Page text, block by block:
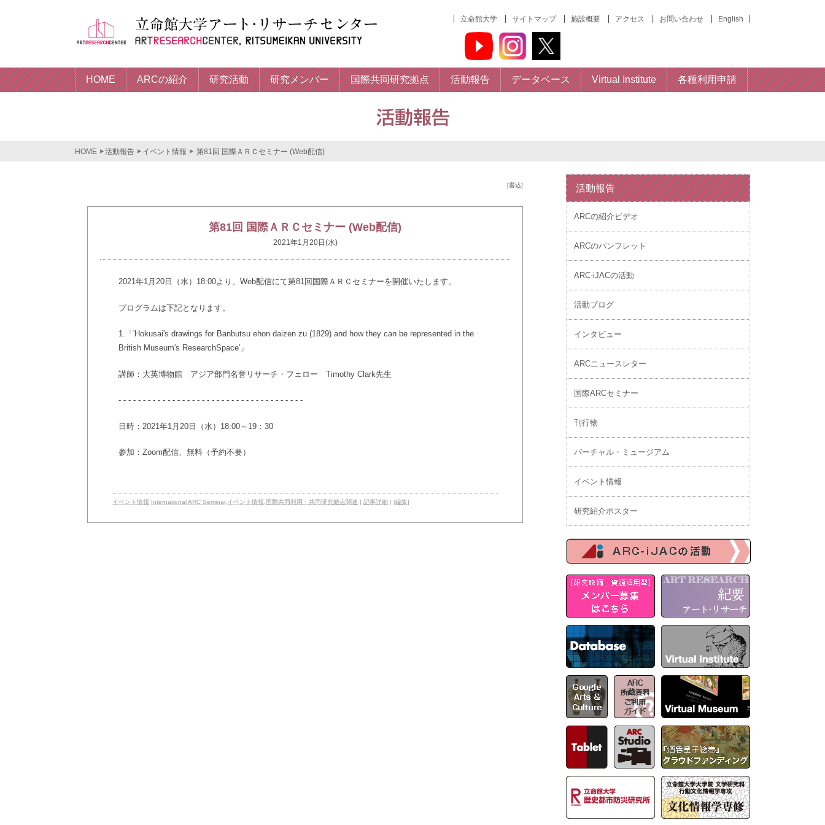
立命館大学 サイトマップ 施設概要 アクセス お問い合わせ English
HOME ARCの紹介 研究活動 研究メンバー 国際共同研究拠点 活動報告 データベース Virtual Institute 各種利用申請
HOME 活動報告 イベント情報 第81回 国際ＡＲＣセミナー (Web配信)
[書込]
第81回 国際ＡＲＣセミナー (Web配信)
2021年1月20日(水)
2021年1月20日（水）18:00より、Web配信にて第81回国際ＡＲＣセミナーを開催いたします。
プログラムは下記となります。
1.「'Hokusai's drawings for Banbutsu ehon daizen zu (1829) and how they can be represented in the
British Museum's ResearchSpace'」
講師： 大英博物館 アジア部門名誉リサーチ・フェロー Timothy Clark先生
- - - - - - - - - - - - - - - - - - - - - - - - - - - - - - - - - - - - - -
日時：2021年1月20日（水）18:00～19：30
参加：Zoom配信、無料（予約不要）
イベント情報 International ARC Seminar, イベント情報 国際共同利用・共同研究拠点関連 | 記事詳細 | [編集]
活動報告
ARCの紹介ビデオ
ARCのパンフレット
ARC-iJACの活動
活動ブログ
インタビュー
ARCニュースレター
国際ARCセミナー
刊行物
バーチャル・ミュージアム
イベント情報
研究紹介ポスター